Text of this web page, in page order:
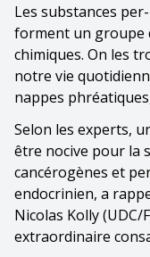
Les substances
forment un groupe
chimiques. On les
notre vie
nappes
Selon les experts,
être nocive pour la
cancérogènes et
endocrinien, a
Nicolas Kolly (UDC/
extraordinaire